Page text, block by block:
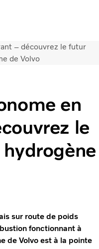
NederlandsBelgique
– découvrez le futur
de Volvo
en
le
sur route de poids
fonctionnant à
de Volvo est à la pointe